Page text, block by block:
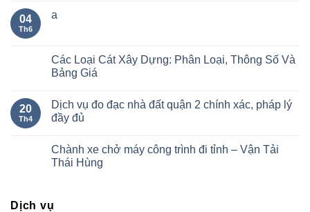
04
Th6
a
Các Loại Cát Xây Dựng: Phân Loại, Thông Số Và
Bảng Giá
20
Th4
Dịch vụ đo đạc nhà đất quận 2 chính xác, pháp lý
đầy đủ
Chành xe chở máy công trình đi tỉnh – Vận Tải
Thái Hùng
Dịch vụ